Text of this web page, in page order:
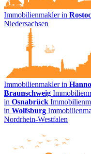
Immobilienmakler in
Niedersachsen
Immobilienmakler in
Braunschweig
in Osnabrück
in Wolfsburg
Nordrhein-Westfalen